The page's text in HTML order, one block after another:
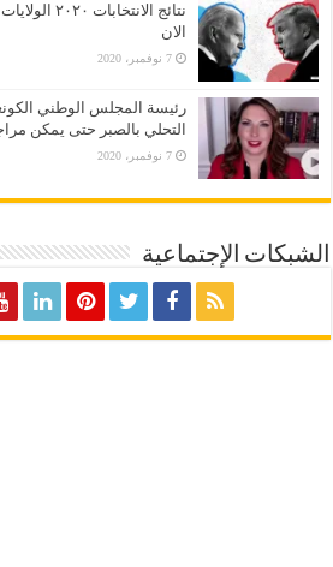
نتائج
الان
7 نوفمبر، 2020
رئيسة المجلس الوطني
التحلي بالصبر حتى يمكن
7 نوفمبر، 2020
الشبكات الإجتماعية